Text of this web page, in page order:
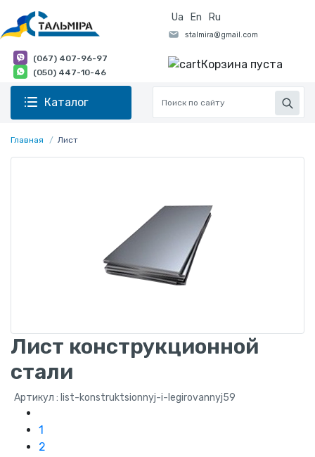
Ua En Ru
(067) 407-96-97
(050) 447-10-46
Корзина пуста
Каталог
Главная Лист
Лист конструкционной
стали
Артикул : list-konstruktsionnyj-i-legirovannyj59
1
2